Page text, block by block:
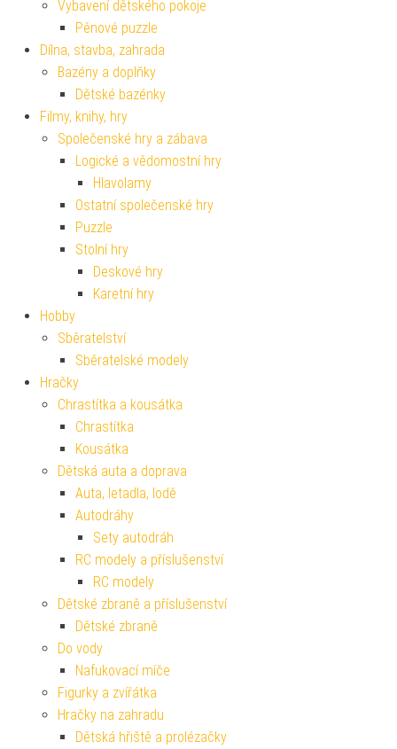
Vybavení dětského pokoje
Pěnové puzzle
Dílna, stavba, zahrada
Bazény a doplňky
Dětské bazénky
Filmy, knihy, hry
Společenské hry a zábava
Logické a vědomostní hry
Hlavolamy
Ostatní společenské hry
Puzzle
Stolní hry
Deskové hry
Karetní hry
Hobby
Sběratelství
Sběratelské modely
Hračky
Chrastítka a kousátka
Chrastítka
Kousátka
Dětská auta a doprava
Auta, letadla, lodě
Autodráhy
Sety autodráh
RC modely a příslušenství
RC modely
Dětské zbraně a příslušenství
Dětské zbraně
Do vody
Nafukovací míče
Figurky a zvířátka
Hračky na zahradu
Dětská hřiště a prolézačky